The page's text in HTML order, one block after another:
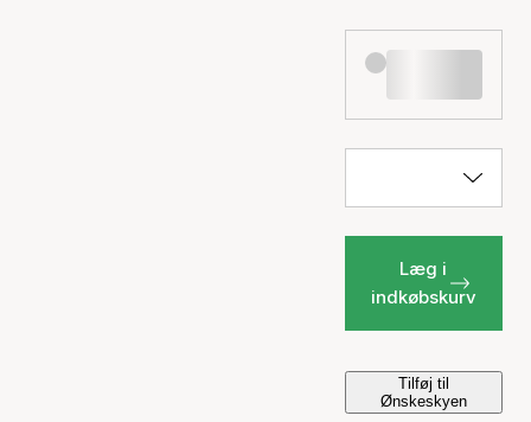
Læg i
indkøbskurv
Tilføj til
Ønskeskyen